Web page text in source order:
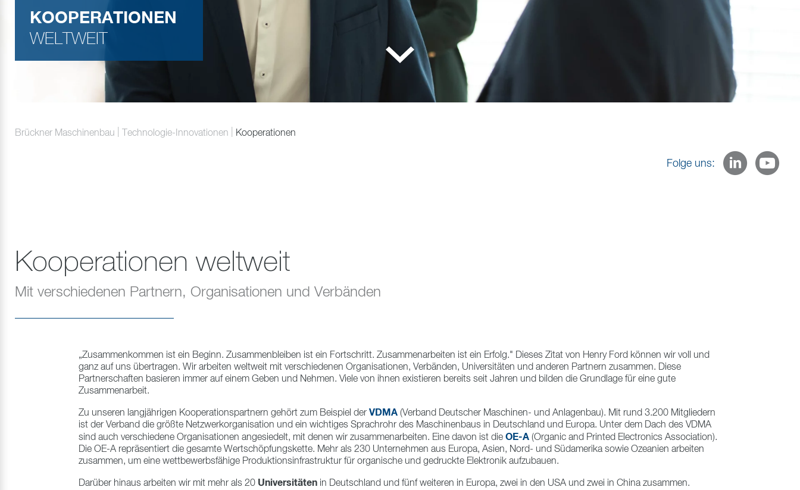
KOOPERATIONEN
WELTWEIT
Brückner Maschinenbau Technologie-Innovationen Kooperationen
Folge uns:
Kooperationen weltweit
Mit verschiedenen Partnern, Organisationen und Verbänden
„Zusammenkommen ist ein Beginn. Zusammenbleiben ist ein Fortschritt. Zusammenarbeiten ist ein Erfolg." Dieses Zitat von Henry Ford können wir voll und
ganz auf uns übertragen. Wir arbeiten weltweit mit verschiedenen Organisationen, Verbänden, Universitäten und anderen Partnern zusammen. Diese
Partnerschaften basieren immer auf einem Geben und Nehmen. Viele von ihnen existieren bereits seit Jahren und bilden die Grundlage für eine gute
Zusammenarbeit.
Zu unseren langjährigen Kooperationspartnern gehört zum Beispiel der VDMA (Verband Deutscher Maschinen- und Anlagenbau). Mit rund 3.200 Mitgliedern
ist der Verband die größte Netzwerkorganisation und ein wichtiges Sprachrohr des Maschinenbaus in Deutschland und Europa. Unter dem Dach des VDMA
sind auch verschiedene Organisationen angesiedelt, mit denen wir zusammenarbeiten. Eine davon ist die OE-A (Organic and Printed Electronics Association).
Die OE-A repräsentiert die gesamte Wertschöpfungskette. Mehr als 230 Unternehmen aus Europa, Asien, Nord- und Südamerika sowie Ozeanien arbeiten
zusammen, um eine wettbewerbsfähige Produktionsinfrastruktur für organische und gedruckte Elektronik aufzubauen.
Darüber hinaus arbeiten wir mit mehr als 20 Universitäten in Deutschland und fünf weiteren in Europa, zwei in den USA und zwei in China zusammen.